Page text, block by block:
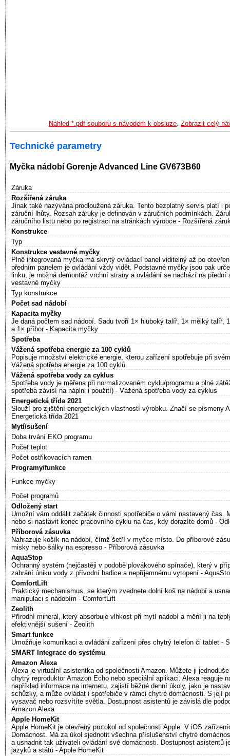
Náhled *.pdf souboru s návodem k obsluze. Zobrazit celý
Technické parametry
Myčka nádobí Gorenje Advanced Line GV673B60
Záruka
Rozšířená záruka
Jinak také nazývána prodloužená záruka. Tento bezplatný servis platí i
záruční lhůty. Rozsah záruky je definován v záručních podmínkách.
záručního listu nebo po registraci na stránkách výrobce - Rozšířená
Konstrukce
Typ
Konstrukce vestavné myčky
Plně integrovaná myčka má skrytý ovládací panel viditelný až po
předním panelem je ovládání vždy vidět. Podstavné myčky jsou pak
linku, je možná demontáž vrchní strany a ovládání se nachází na přední
vestavné myčky
Typ konstrukce
Počet sad nádobí
Kapacita myčky
Je daná počtem sad nádobí. Sadu tvoří 1× hluboký talíř, 1× mělký talíř,
a 1× příbor - Kapacita myčky
Spotřeba
Vážená spotřeba energie za 100 cyklů
Popisuje množství elektrické energie, kterou zařízení spotřebuje při
Vážená spotřeba energie za 100 cyklů
Vážená spotřeba vody za cyklus
Spotřeba vody je měřena při normalizovaném cyklu/programu a plné
spotřeba závisí na náplni i použití) - Vážená spotřeba vody za cyklus
Energetická třída 2021
Slouží pro zjištění energetických vlastností výrobku. Značí se písmeny
Energetická třída 2021
Mytí/sušení
Doba trvání EKO programu
Počet teplot
Počet ostřikovacích ramen
Programy/funkce
Funkce myčky
Počet programů
Odložený start
Umožní vám oddálit začátek činnosti spotřebiče o vámi nastavený čas.
nebo si nastavit konec pracovního cyklu na čas, kdy dorazíte domů -
Příborová zásuvka
Nahrazuje košík na nádobí, čímž šetří v myčce místo. Do příborové
misky nebo šálky na espresso - Příborová zásuvka
AquaStop
Ochranný systém (nejčastěji v podobě plovákového spínače), který v
zabrání úniku vody z přívodní hadice a nepříjemnému vytopení -
ComfortLift
Praktický mechanismus, se kterým zvednete dolní koš na nádobí a
manipulaci s nádobím - ComfortLift
Zeolith
Přírodní minerál, který absorbuje vlhkost při mytí nádobí a mění ji na
efektivnější sušení - Zeolith
Smart funkce
Umožňuje komunikaci a ovládání zařízení přes chytrý telefon či tablet -
SMART Integrace do systému
Amazon Alexa
Alexa je virtuální asistentka od společnosti Amazon. Můžete ji
chytrý reproduktor Amazon Echo nebo speciální aplikaci. Alexa reaguje
například informace na internetu, zajistí běžné denní úkoly, jako je
schůzky, a může ovládat i spotřebiče v rámci chytré domácnosti. S její
vysavač nebo rozsvítíte světla. Dostupnost asistentů je závislá dle
Amazon Alexa
Apple HomeKit
Apple HomeKit je otevřený protokol od společnosti Apple. V iOS
Domácnost. Má za úkol sjednotit všechna příslušenství chytré
a usnadnit tak uživateli ovládání své domácnosti. Dostupnost asistentů
jazyků a států - Apple HomeKit